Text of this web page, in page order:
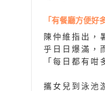
「有餐廳方便好
陳仲維指出，
乎日日爆滿，
「每日都有咁
攜女兒到泳池